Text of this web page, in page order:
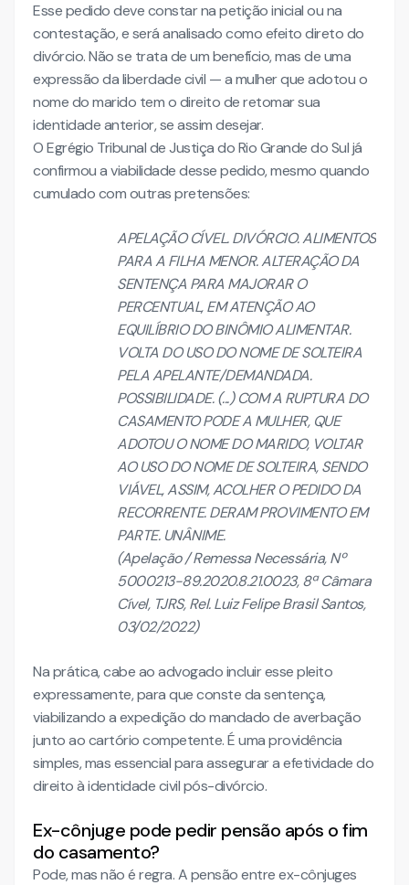
Esse pedido deve constar na petição inicial ou na
contestação, e será analisado como efeito direto do
divórcio. Não se trata de um benefício, mas de uma
expressão da liberdade civil — a mulher que adotou o
nome do marido tem o direito de retomar sua
identidade anterior, se assim desejar.
O Egrégio Tribunal de Justiça do Rio Grande do Sul já
confirmou a viabilidade desse pedido, mesmo quando
cumulado com outras pretensões:
APELAÇÃO CÍVEL. DIVÓRCIO. ALIMENTOS
PARA A FILHA MENOR. ALTERAÇÃO DA
SENTENÇA PARA MAJORAR O
PERCENTUAL, EM ATENÇÃO AO
EQUILÍBRIO DO BINÔMIO ALIMENTAR.
VOLTA DO USO DO NOME DE SOLTEIRA
PELA APELANTE/DEMANDADA.
POSSIBILIDADE. (...) COM A RUPTURA DO
CASAMENTO PODE A MULHER, QUE
ADOTOU O NOME DO MARIDO, VOLTAR
AO USO DO NOME DE SOLTEIRA, SENDO
VIÁVEL, ASSIM, ACOLHER O PEDIDO DA
RECORRENTE. DERAM PROVIMENTO EM
PARTE. UNÂNIME.
(Apelação / Remessa Necessária, Nº
5000213-89.2020.8.21.0023, 8ª Câmara
Cível, TJRS, Rel. Luiz Felipe Brasil Santos,
03/02/2022)
Na prática, cabe ao advogado incluir esse pleito
expressamente, para que conste da sentença,
viabilizando a expedição do mandado de averbação
junto ao cartório competente. É uma providência
simples, mas essencial para assegurar a efetividade do
direito à identidade civil pós-divórcio.
Ex-cônjuge pode pedir pensão após o fim
do casamento?
Pode, mas não é regra. A pensão entre ex-cônjuges